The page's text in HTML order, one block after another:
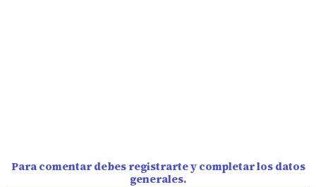
Para comentar debes registrarte y completar los datos
generales.